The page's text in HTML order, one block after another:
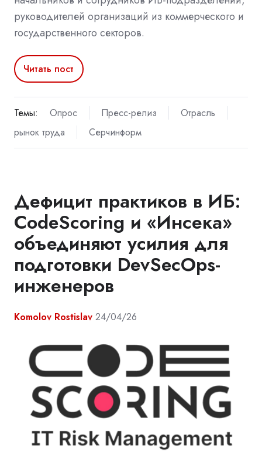
руководителей организаций из коммерческого и
государственного секторов.
Читать пост
Темы: Опрос Пресс-релиз
Отрасль
рынок труда
Серчинформ
Дефицит практиков в ИБ:
CodeScoring и «Инсека»
объединяют усилия для
подготовки DevSecOps-
инженеров
Komolov Rostislav 24/04/26